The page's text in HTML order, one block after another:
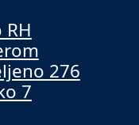
276
7